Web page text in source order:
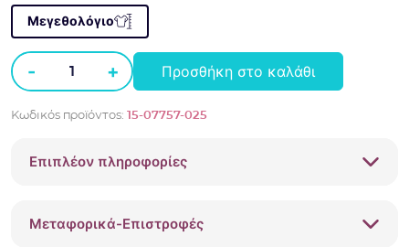
Μεγεθολόγιο
-
Κολάν
καμπάνα
07757-
ποσότητα
+ Προσθήκη στο καλάθι
Κωδικός προϊόντος: 15-07757-025
Επιπλέον πληροφορίες
Μεταφορικά-Επιστροφές